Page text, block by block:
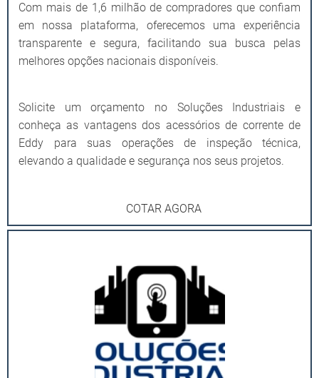
Com mais de 1,6 milhão de compradores que confiam
em nossa plataforma, oferecemos uma experiência
transparente e segura, facilitando sua busca pelas
melhores opções nacionais disponíveis.
Solicite um orçamento no Soluções Industriais e
conheça as vantagens dos acessórios de corrente de
Eddy para suas operações de inspeção técnica,
elevando a qualidade e segurança nos seus projetos.
COTAR AGORA